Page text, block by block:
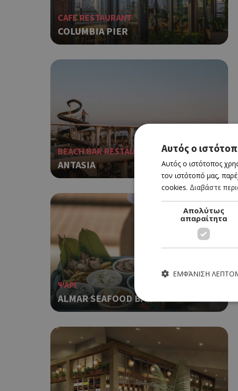
CAFE RESTAURANT
COLUMBIA PIER
BEACH BAR RESTAURANT
ANTASIA
ΨΑΡΙ
ALMAR SEAFOOD BAR
Αυτός ο
Αυτός ο ιστότοπος
τον ιστότοπό μας,
cookies. Διαβάστε
Απολύτως
απαραίτητα
ΕΜΦΆΝΙΣΗ
Τα απολύτως απαραίτητα
ιστότοπος δεν μπορεί να
Ονοματεπώνυμο
G_ENABLED_IDPS